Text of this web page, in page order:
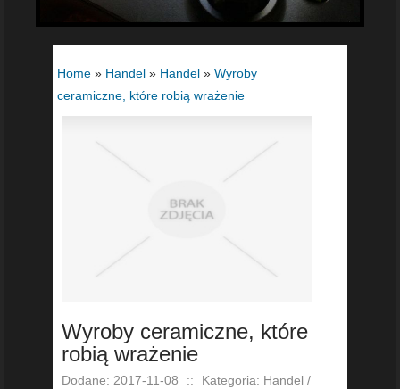
Home » Handel » Handel » Wyroby
ceramiczne, które robią wrażenie
Wyroby ceramiczne, które
robią wrażenie
Dodane: 2017-11-08 ::
Kategoria: Handel /